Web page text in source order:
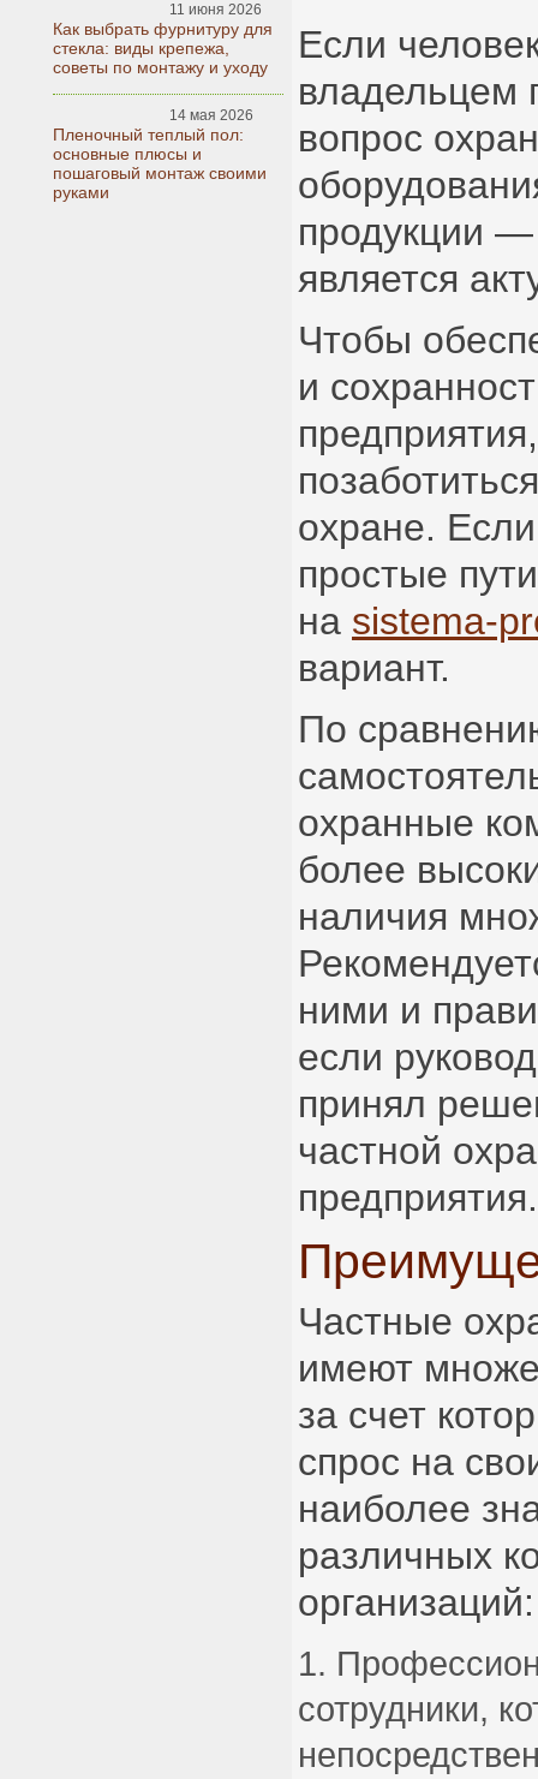
11 июня 2026
Как выбрать фурнитуру для
стекла: виды крепежа,
советы по монтажу и уходу
14 мая 2026
Пленочный теплый пол:
основные плюсы и
пошаговый монтаж своими
руками
Если
владельцем
вопрос
продукции
является
Чтобы
и
охране.
простые
на sistema-
вариант.
По
охранные
более
наличия
ними и
если
принял
частной
предприятия.
Частные
имеют
за счет
спрос на
наиболее
различных
организаций:
сотрудники,